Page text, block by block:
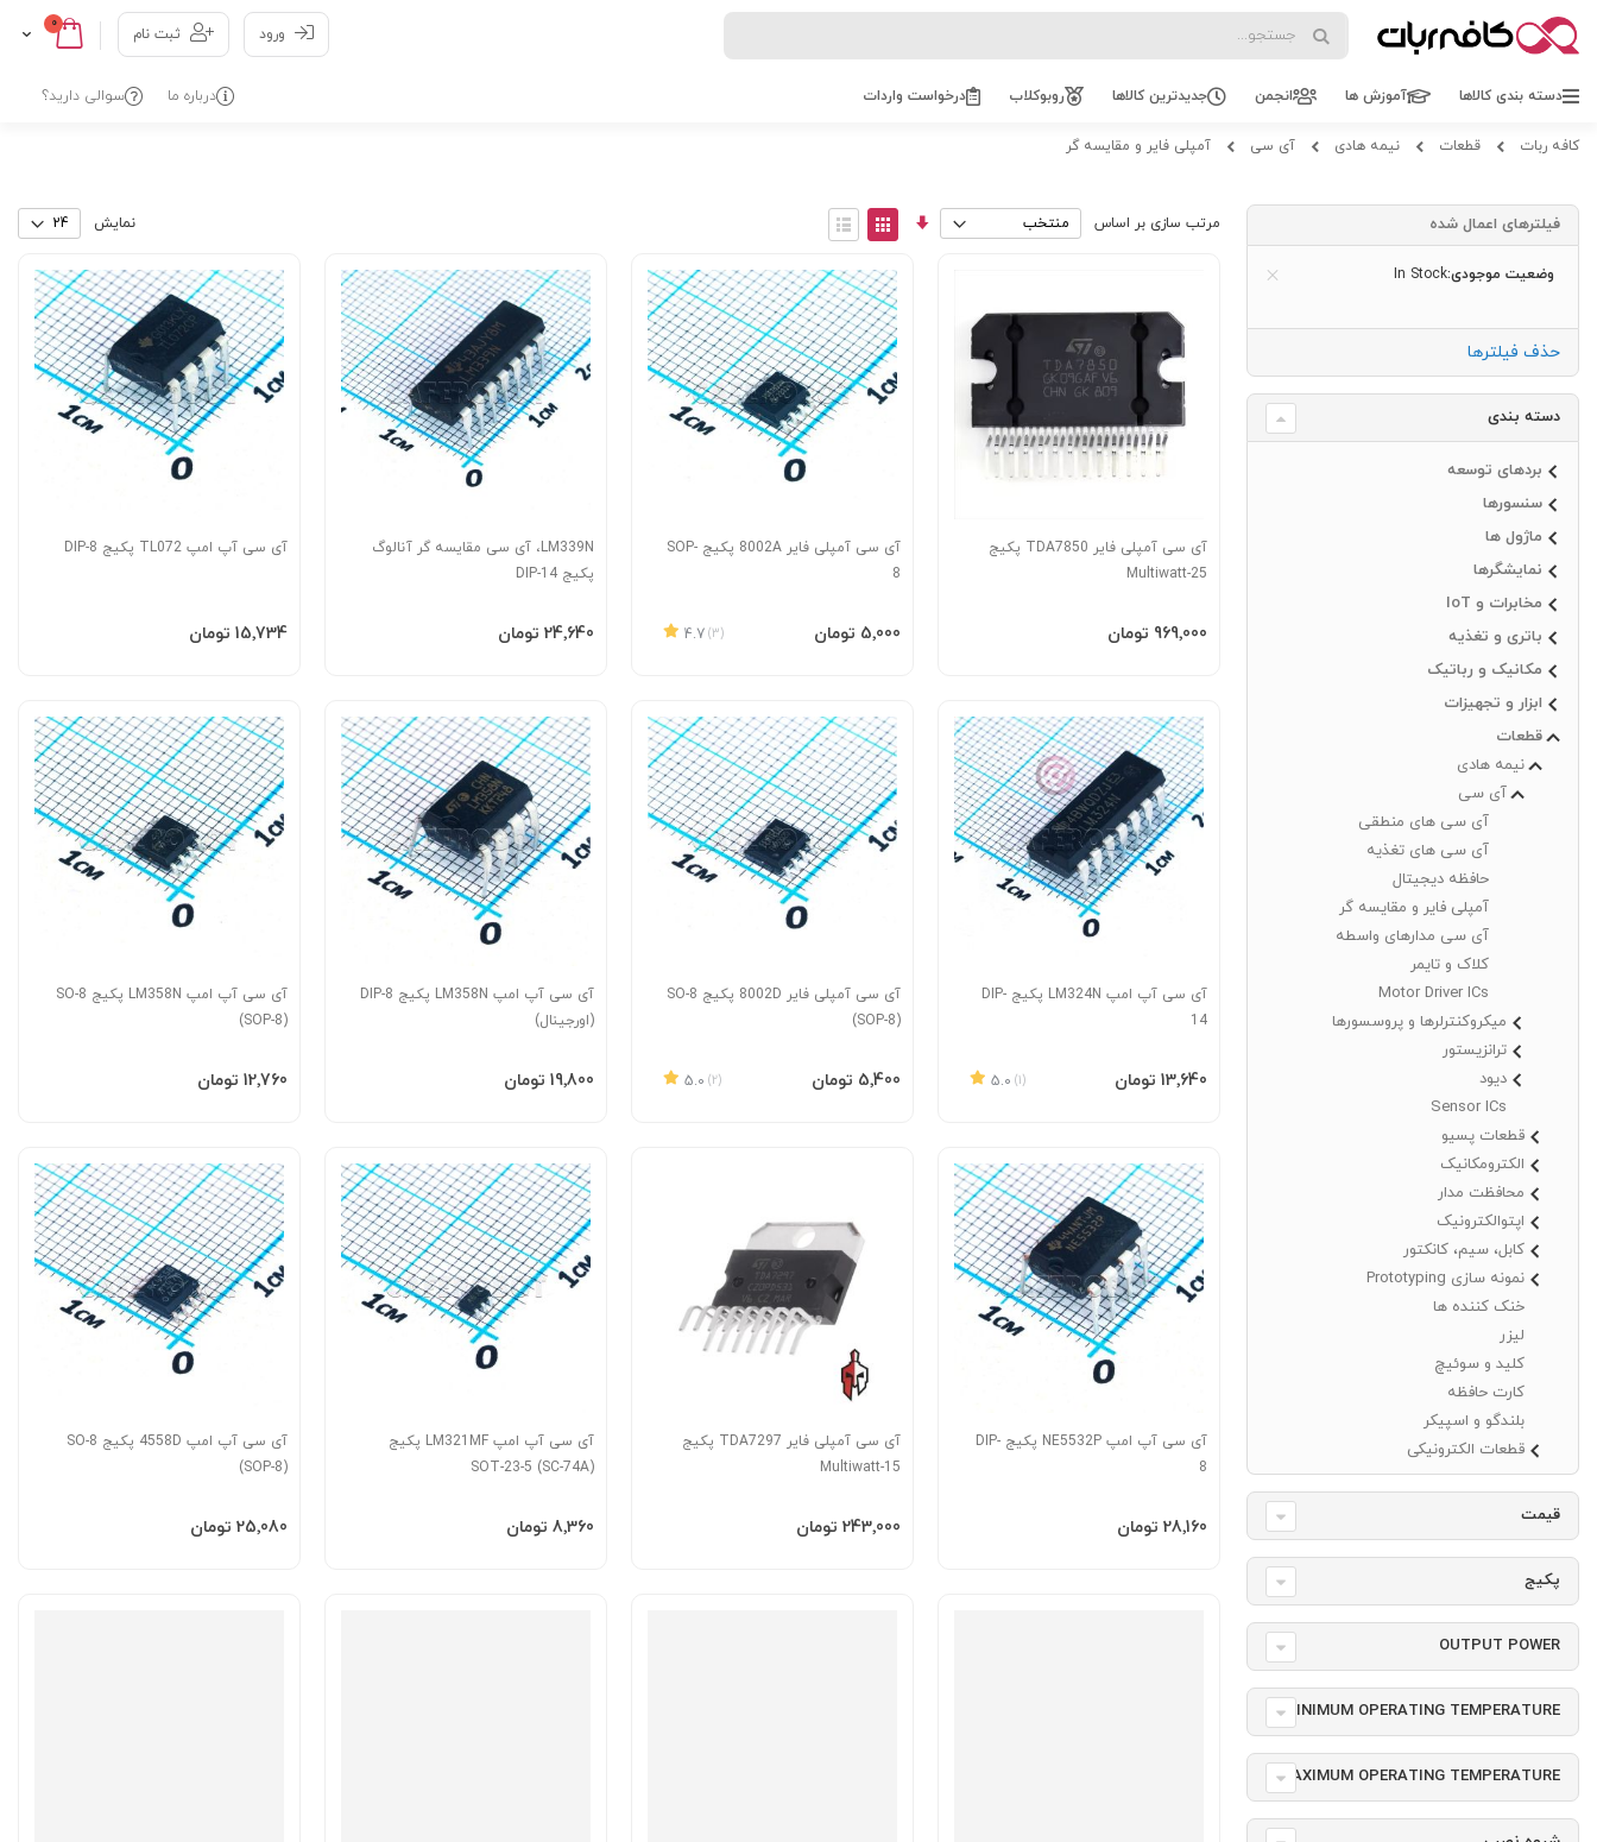
Cart0
Skip
to
ورود ثبت نام
دسته بندی کالاها آموزش ها انجمن جدیدترین کالاها روبوکلاب درخواست واردات سوالی دارید؟ درباره ما
کافه ربات قطعات نیمه هادی آی سی آمپلی فایر و مقایسه گر
مرتب سازی بر اساس
مرتب
سازی
View
as
نمایش
آی سی آمپلی فایر TDA7850 پکیج
Multiwatt-25
‎969٬000 تومان
افزودن به سبد
آی سی آمپلی فایر 8002A پکیج SOP-
8
4.7 (3) ‎5٬000 تومان
افزودن به سبد
LM339N، آی سی مقایسه گر آنالوگ
پکیج DIP-14
‎24٬640 تومان
افزودن به سبد
آی سی آپ امپ TL072 پکیج DIP-8
‎15٬734 تومان
افزودن به سبد
آی سی آپ امپ LM324N پکیج DIP-
14
5.0 (1) ‎13٬640 تومان
افزودن به سبد
آی سی آمپلی فایر 8002D پکیج SO-8
(SOP-8)
5.0 (2) ‎5٬400 تومان
افزودن به سبد
آی سی آپ امپ LM358N پکیج DIP-8
(اورجینال)
‎19٬800 تومان
افزودن به سبد
آی سی آپ امپ LM358N پکیج SO-8
(SOP-8)
‎12٬760 تومان
افزودن به سبد
آی سی آپ امپ NE5532P پکیج DIP-
8
‎28٬160 تومان
افزودن به سبد
آی سی آمپلی فایر TDA7297 پکیج
Multiwatt-15
‎243٬000 تومان
افزودن به سبد
آی سی آپ امپ LM321MF پکیج
SOT-23-5 (SC-74A)
‎8٬360 تومان
افزودن به سبد
آی سی آپ امپ 4558D پکیج SO-8
(SOP-8)
‎25٬080 تومان
افزودن به سبد
فیلترهای اعمال شده
وضعیت موجودیIn Stock
حذف فیلترها
دسته بندی
بردهای توسعه
سنسورها
ماژول ها
نمایشگرها
مخابرات و IoT
باتری و تغذیه
مکانیک و رباتیک
ابزار و تجهیزات
قطعات
نیمه هادی
آی سی
آی سی های منطقی
آی سی های تغذیه
حافظه دیجیتال
آمپلی فایر و مقایسه گر
آی سی مدارهای واسطه
کلاک و تایمر
Motor Driver ICs
میکروکنترلرها و پروسسورها
ترانزیستور
دیود
Sensor ICs
قطعات پسیو
الکترومکانیک
محافظت مدار
اپتوالکترونیک
کابل، سیم، کانکتور
نمونه سازی Prototyping
خنک کننده ها
لیزر
کلید و سوئیچ
کارت حافظه
بلندگو و اسپیکر
قطعات الکترونیکی
قیمت
پکیج
OUTPUT POWER
MINIMUM OPERATING TEMPERATURE
MAXIMUM OPERATING TEMPERATURE